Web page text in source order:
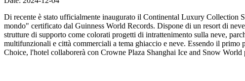
Di recente è stato ufficialmente inaugurato il Continental Luxury Collection
mondo" certificato dal Guinness World Records. Dispone di un resort di
strutture di supporto come colorati progetti di intrattenimento sulla neve,
multifunzionali e città commerciali a tema ghiaccio e neve. Essendo il
Choice, l'hotel collaborerà con Crowne Plaza Shanghai Ice and Snow